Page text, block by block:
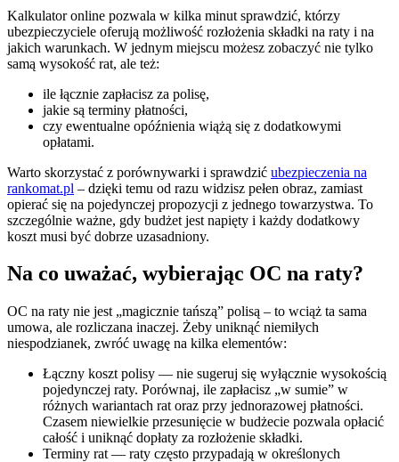
Kalkulator online pozwala w kilka minut sprawdzić, którzy
ubezpieczyciele oferują możliwość rozłożenia składki na raty i na
jakich warunkach. W jednym miejscu możesz zobaczyć nie tylko
samą wysokość rat, ale też:
ile łącznie zapłacisz za polisę,
jakie są terminy płatności,
czy ewentualne opóźnienia wiążą się z dodatkowymi
opłatami.
Warto skorzystać z porównywarki i sprawdzić ubezpieczenia na
rankomat.pl – dzięki temu od razu widzisz pełen obraz, zamiast
opierać się na pojedynczej propozycji z jednego towarzystwa. To
szczególnie ważne, gdy budżet jest napięty i każdy dodatkowy
koszt musi być dobrze uzasadniony.
Na co uważać, wybierając OC na raty?
OC na raty nie jest „magicznie tańszą” polisą – to wciąż ta sama
umowa, ale rozliczana inaczej. Żeby uniknąć niemiłych
niespodzianek, zwróć uwagę na kilka elementów:
Łączny koszt polisy — nie sugeruj się wyłącznie wysokością
pojedynczej raty. Porównaj, ile zapłacisz „w sumie” w
różnych wariantach rat oraz przy jednorazowej płatności.
Czasem niewielkie przesunięcie w budżecie pozwala opłacić
całość i uniknąć dopłaty za rozłożenie składki.
Terminy rat — raty często przypadają w określonych